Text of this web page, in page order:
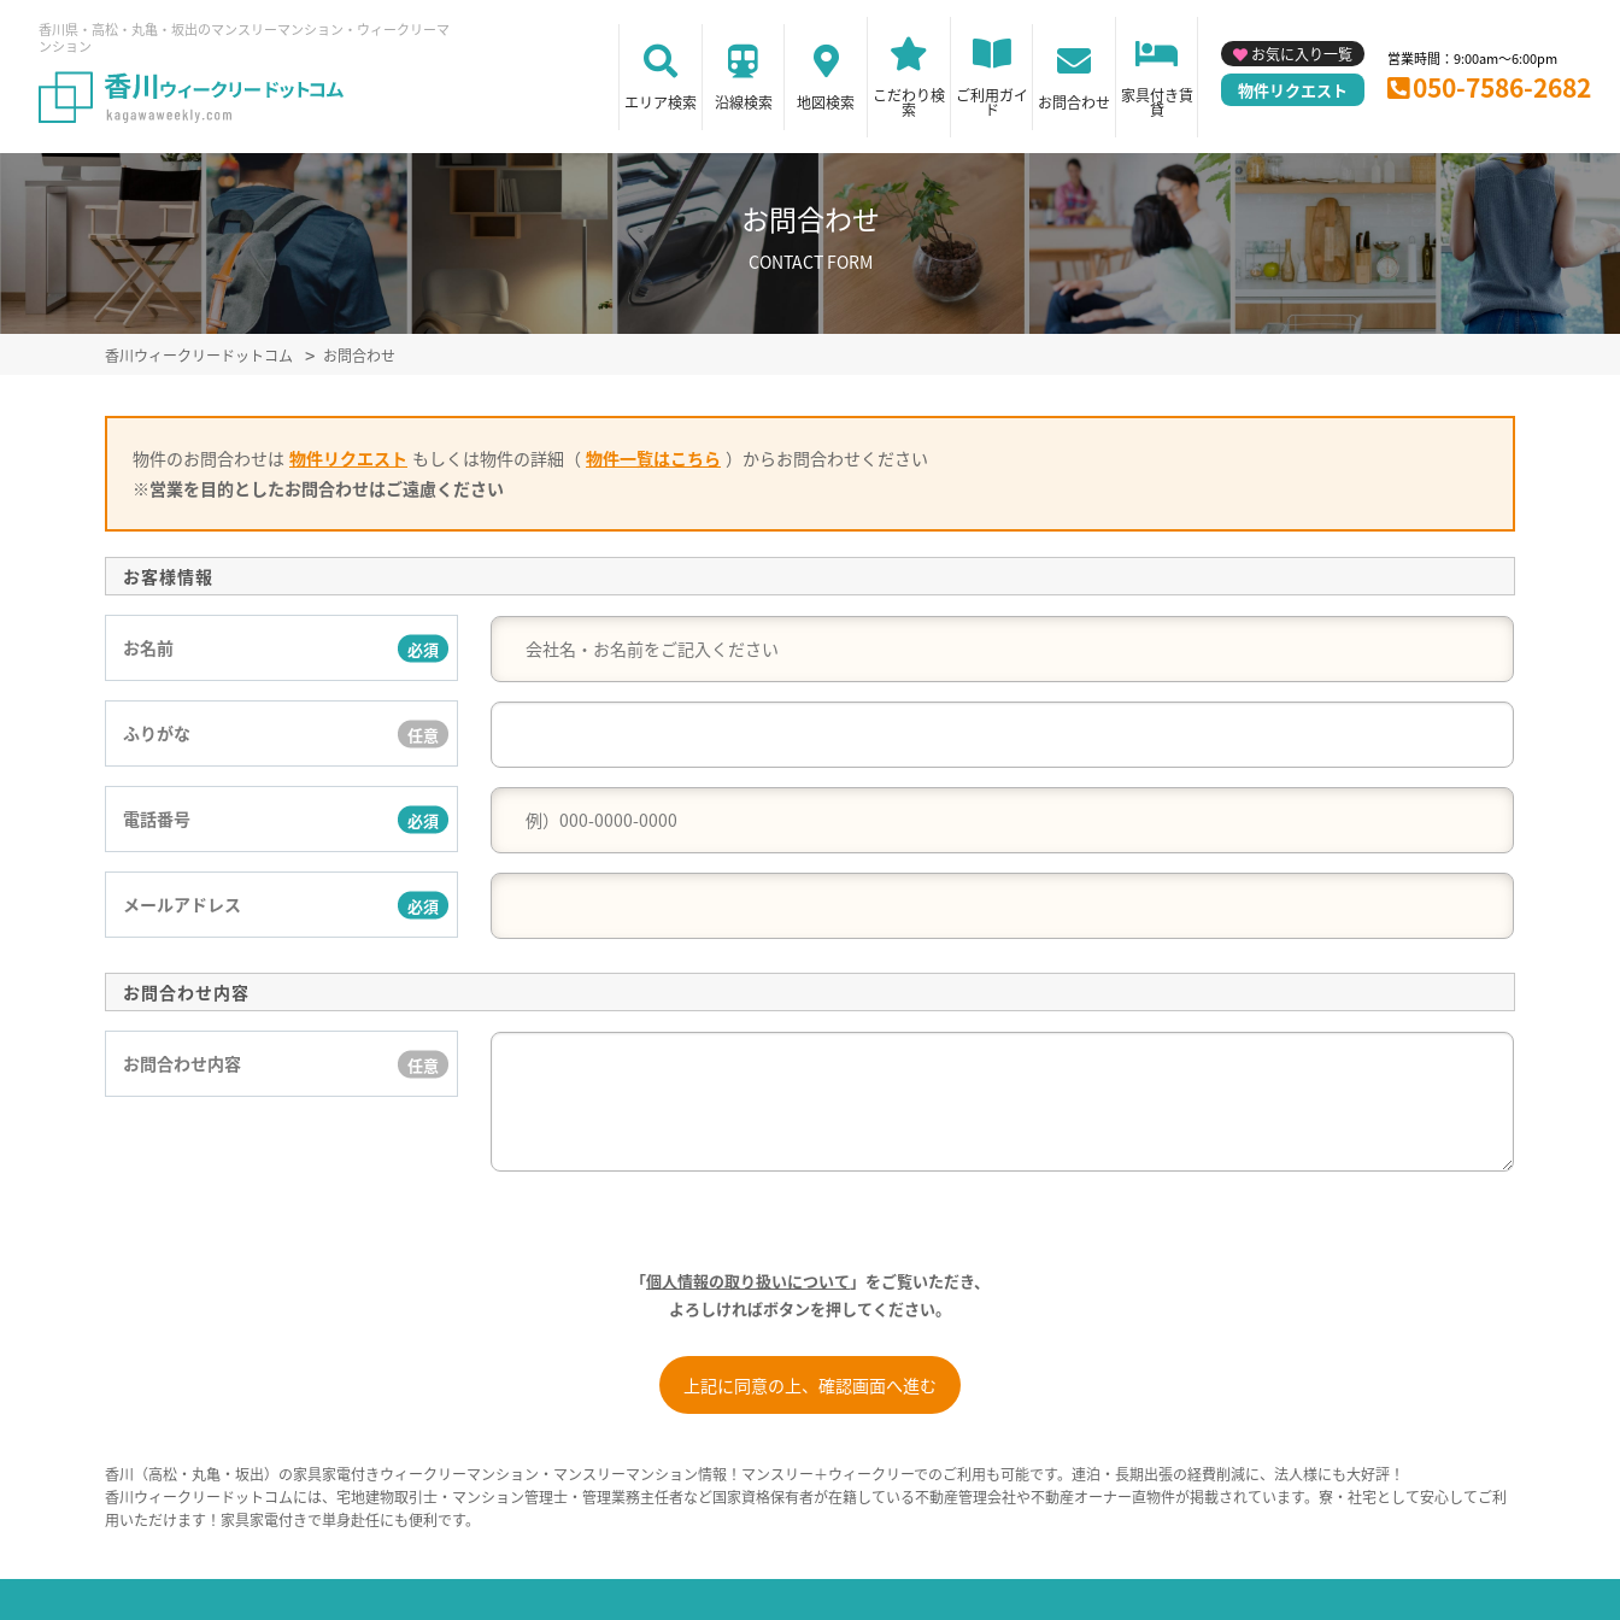
香川県・高松・丸亀・坂出のマンスリーマンション・ウィークリーマ
ンション
エリア検索 沿線検索 地図検索 こだわり検
索
ご利用ガイ
ド お問合わせ 家具付き賃
貸
お気に入り一覧
物件リクエスト
営業時間：9:00am～6:00pm
050-7586-2682
お問合わせ
CONTACT FORM
香川ウィークリードットコム お問合わせ
物件のお問合わせは 物件リクエスト もしくは物件の詳細（ 物件一覧はこちら ）からお問合わせください
※営業を目的としたお問合わせはご遠慮ください
お客様情報
お名前
ふりがな
電話番号
メールアドレス
お問合わせ内容
お問合わせ内容
「個人情報の取り扱いについて 」をご覧いただき、
よろしければボタンを押してください。
香川（高松・丸亀・坂出）の家具家電付きウィークリーマンション・マンスリーマンション情報！マンスリー＋ウィークリーでのご利用も可能です。連泊・長期出張の経費削減に、法人様にも大好評！
香川ウィークリードットコムには、宅地建物取引士・マンション管理士・管理業務主任者など国家資格保有者が在籍している不動産管理会社や不動産オーナー直物件が掲載されています。寮・社宅として安心してご利
用いただけます！家具家電付きで単身赴任にも便利です。